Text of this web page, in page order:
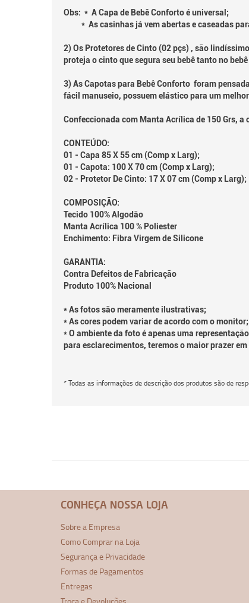
Obs: * A Capa de Bebê Conforto é universal;
* As casinhas já vem abertas e caseadas
2) Os Protetores de Cinto (02 pçs) , são
proteja o cinto que segura seu bebê tanto no
3) As Capotas para Bebê Conforto foram
fácil manuseio, possuem elástico para um
Confeccionada com Manta Acrílica de 150 Grs,
CONTEÚDO:
01 - Capa 85 X 55 cm (Comp x Larg);
01 - Capota: 100 X 70 cm (Comp x Larg);
02 - Protetor De Cinto: 17 X 07 cm (Comp x Larg);
COMPOSIÇÃO:
Tecido 100% Algodão
Manta Acrílica 100 % Poliester
Enchimento: Fibra Virgem de Silicone
GARANTIA:
Contra Defeitos de Fabricação
Produto 100% Nacional
* As fotos são meramente ilustrativas;
* As cores podem variar de acordo com o monitor;
* O ambiente da foto é apenas uma
para esclarecimentos, teremos o maior prazer
* Todas as informações de descrição dos produtos são de
CONHEÇA NOSSA LOJA
Sobre a Empresa
Como Comprar na Loja
Segurança e Privacidade
Formas de Pagamentos
Entregas